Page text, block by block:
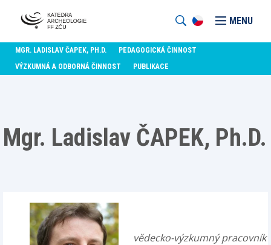
MENU
MGR. LADISLAV ČAPEK, PH.D.
PEDAGOGICKÁ ČINNOST
VÝZKUMNÁ A ODBORNÁ ČINNOST
PUBLIKACE
Mgr. Ladislav ČAPEK, Ph.D.
vědecko-výzkumný pracovník